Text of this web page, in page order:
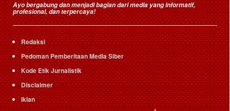
Ayo bergabung dan menjadi bagian dari media yang informatif,
profesional, dan terpercaya!
Redaksi
Pedoman Pemberitaan Media Siber
Kode Etik Jurnalistik
Disclaimer
Iklan